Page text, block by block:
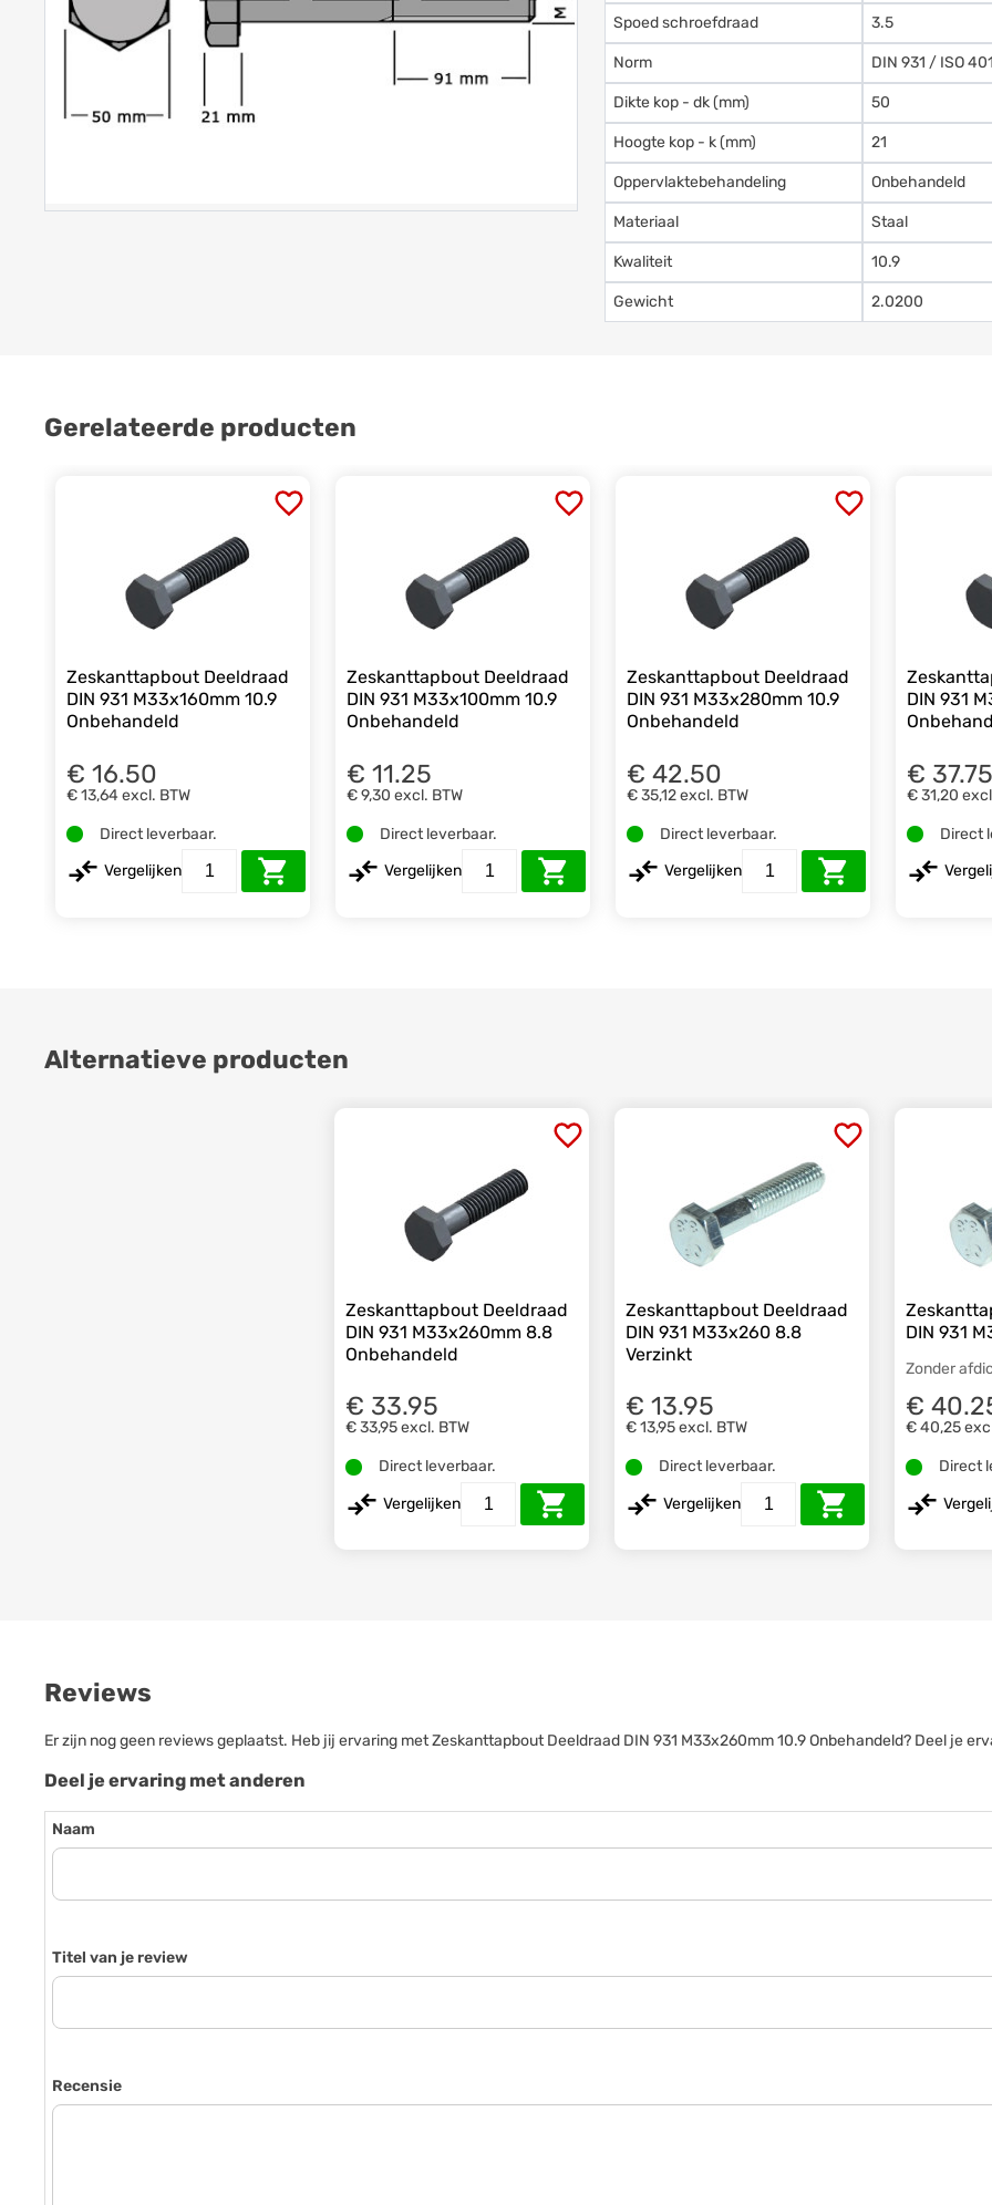
Spoed schroefdraad 3.5
Norm DIN 931 / ISO
Dikte kop - dk (mm) 50
Hoogte kop - k (mm) 21
Oppervlaktebehandeling Onbehandeld
Materiaal Staal
Kwaliteit 10.9
Gewicht 2.0200
Gerelateerde producten
Zeskanttapbout Deeldraad
DIN 931 M33x160mm 10.9
Onbehandeld
€ 16.50
€ 13,64 excl. BTW
Direct leverbaar.
Vergelijken
Zeskanttapbout Deeldraad
DIN 931 M33x100mm 10.9
Onbehandeld
€ 11.25
€ 9,30 excl. BTW
Direct leverbaar.
Vergelijken
Zeskanttapbout Deeldraad
DIN 931 M33x280mm 10.9
Onbehandeld
€ 42.50
€ 35,12excl. BTW
Direct leverbaar.
Vergelijken
DIN 931
€
€ 31,20
Direct
Alternatieve producten
Zeskanttapbout Deeldraad
DIN 931 M33x260mm 8.8
Onbehandeld
€ 33.95
€ 33,95 excl. BTW
Direct leverbaar.
Vergelijken
Zeskanttapbout Deeldraad
DIN 931 M33x260 8.8
Verzinkt
€ 13.95
€ 13,95 excl. BTW
Direct leverbaar.
Vergelijken
DIN 931
Zonder
€
€ 40,25
Direct
Reviews
Er zijn nog geen reviews geplaatst. Heb jij ervaring met Zeskanttapbout Deeldraad DIN 931 M33x260mm 10.9 Onbehandeld? Deel je
Deel je ervaring met anderen
Naam
Titel van je review
Recensie